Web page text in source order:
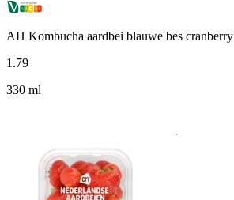
AH Kombucha aardbei blauwe bes cranberry
1 .79
330 ml